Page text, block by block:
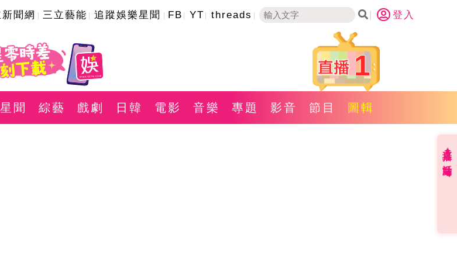
聞網 三立藝能 追蹤娛樂星聞 FB YT threads 登入
1
星聞 綜藝 戲劇 日韓 電影 音樂 專題 影音 節目 圖輯
直播✦活動